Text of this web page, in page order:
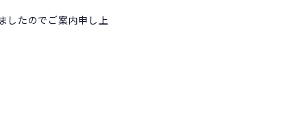
したのでご案内申し上